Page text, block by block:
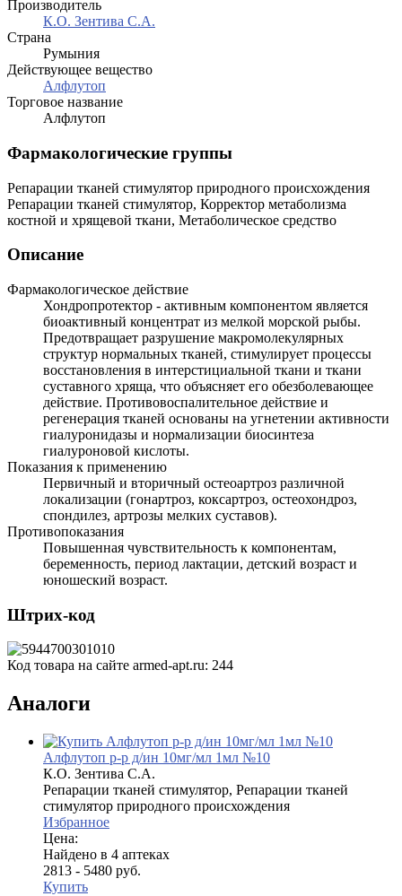
Производитель
К.О. Зентива С.А.
Страна
Румыния
Действующее вещество
Алфлутоп
Торговое название
Алфлутоп
Фармакологические группы
Репарации тканей стимулятор природного происхождения
Репарации тканей стимулятор, Корректор метаболизма
костной и хрящевой ткани, Метаболическое средство
Описание
Фармакологическое действие
Хондропротектор - активным компонентом является
биоактивный концентрат из мелкой морской рыбы.
Предотвращает разрушение макромолекулярных
структур нормальных тканей, стимулирует процессы
восстановления в интерстициальной ткани и ткани
суставного хряща, что объясняет его обезболевающее
действие. Противовоспалительное действие и
регенерация тканей основаны на угнетении активности
гиалуронидазы и нормализации биосинтеза
гиалуроновой кислоты.
Показания к применению
Первичный и вторичный остеоартроз различной
локализации (гонартроз, коксартроз, остеохондроз,
спондилез, артрозы мелких суставов).
Противопоказания
Повышенная чувствительность к компонентам,
беременность, период лактации, детский возраст и
юношеский возраст.
Штрих-код
Код товара на сайте armed-apt.ru: 244
Аналоги
Алфлутоп р-р д/ин 10мг/мл 1мл №10
К.О. Зентива С.А.
Репарации тканей стимулятор, Репарации тканей
стимулятор природного происхождения
Избранное
Цена:
Найдено в 4 аптеках
2813 - 5480 руб.
Купить